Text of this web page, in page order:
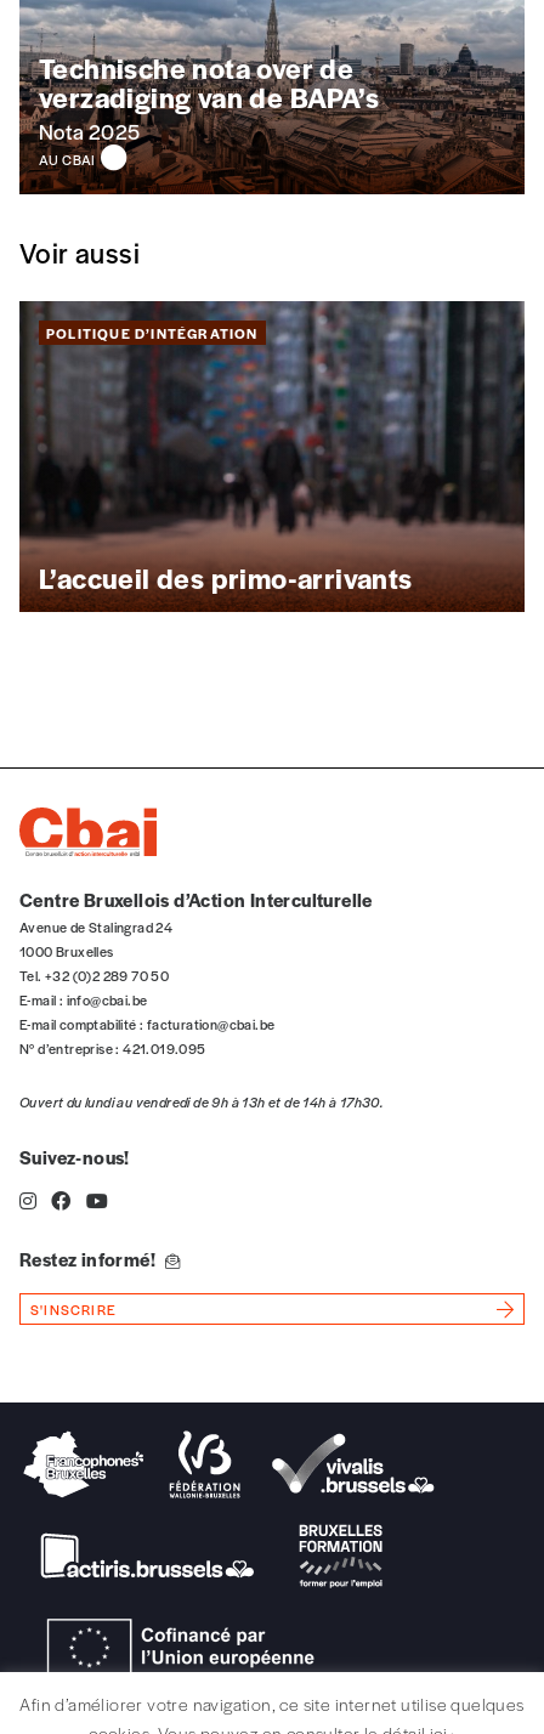
Je commande au numéro
Édition papier (livraison en Belgique
uniquement)
Quantité
AJOUTER
Édition numérique
AJOUTER
découverte
Cadeau
Faites découvrir l'
lui un abonnement ou numéro au choix.
J’offre un abonnement (5
J’offre le(s) numéro(s)
Prénom*
Organisation
Téléphone
Technische nota over de
verzadiging van de BAPA’s
Nota 2025
AU CBAI
Voir aussi
POLITIQUE D’INTÉGRATION
L’accueil des primo-arrivants
Centre Bruxellois d’Action Interculturelle
Avenue de Stalingrad 24
1000 Bruxelles
Tel. +32 (0)2 289 70 50
E-mail : info@cbai.be
E-mail comptabilité : facturation@cbai.be
N° d’entreprise : 421.019.095
Ouvert du lundi au vendredi de 9h à 13h et de 14h à 17h30.
Suivez-nous!
Restez informé!
S'INSCRIRE
Afin d’améliorer votre navigation, ce site internet utilise quelques